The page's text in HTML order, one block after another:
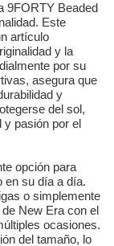
9FORTY Beaded
Este
artículo
y la
por su
asegura que
y
del sol,
y pasión por el
opción para
en su día a día.
o simplemente
New Era con el
ocasiones.
del tamaño, lo